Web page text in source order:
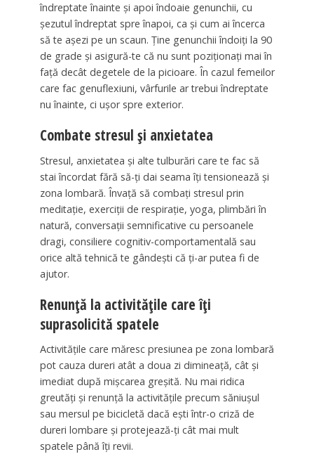
îndreptate înainte și apoi îndoaie genunchii, cu
șezutul îndreptat spre înapoi, ca și cum ai încerca
să te așezi pe un scaun. Ține genunchii îndoiți la 90
de grade și asigură-te că nu sunt poziționați mai în
față decât degetele de la picioare. În cazul femeilor
care fac genuflexiuni, vârfurile ar trebui îndreptate
nu înainte, ci ușor spre exterior.
Combate stresul și anxietatea
Stresul, anxietatea și alte tulburări care te fac să
stai încordat fără să-ți dai seama îți tensionează și
zona lombară. Învață să combați stresul prin
meditație, exerciții de respirație, yoga, plimbări în
natură, conversații semnificative cu persoanele
dragi, consiliere cognitiv-comportamentală sau
orice altă tehnică te gândești că ți-ar putea fi de
ajutor.
Renunță la activitățile care îți
suprasolicită spatele
Activitățile care măresc presiunea pe zona lombară
pot cauza dureri atât a doua zi dimineață, cât și
imediat după mișcarea greșită. Nu mai ridica
greutăți și renunță la activitățile precum săniușul
sau mersul pe bicicletă dacă ești într-o criză de
dureri lombare și protejează-ți cât mai mult
spatele până îți revii.